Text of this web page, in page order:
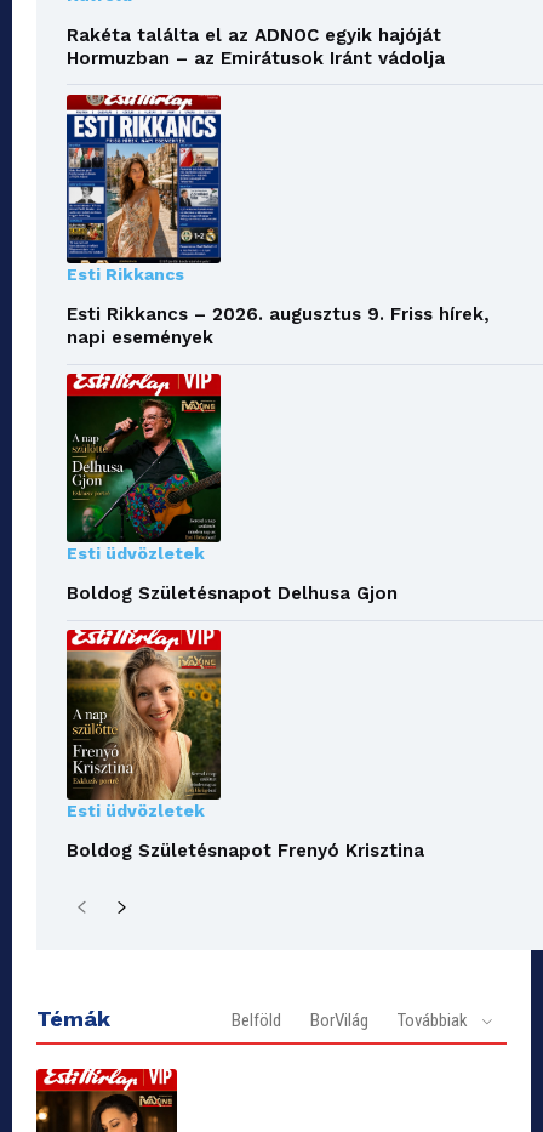
Rakéta találta el az ADNOC egyik hajóját
Hormuzban – az Emirátusok Iránt vádolja
Esti Rikkancs
Esti Rikkancs – 2026. augusztus 9. Friss hírek,
napi események
Esti üdvözletek
Boldog Születésnapot Delhusa Gjon
Esti üdvözletek
Boldog Születésnapot Frenyó Krisztina
Témák Belföld BorVilág Továbbiak